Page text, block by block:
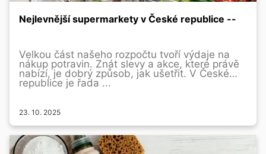
Nejlevnější supermarkety v České republice --
Velkou část našeho rozpočtu tvoří výdaje na
nákup potravin. Znát slevy a akce, které právě
nabízí, je dobrý způsob, jak ušetřit. V České
republice je řada ...
23. 10. 2025